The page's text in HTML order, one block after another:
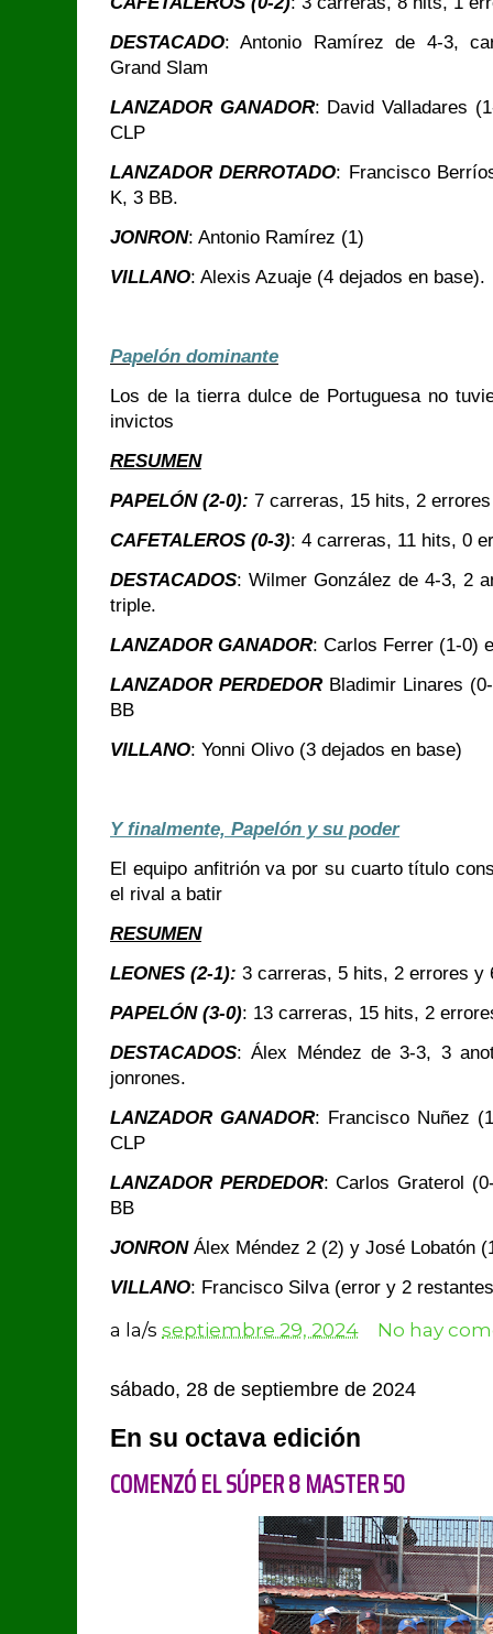
DESTACADO: Antonio Ramírez de 4-3,
Grand Slam
LANZADOR GANADOR: David Valladares
CLP
LANZADOR DERROTADO: Francisco
K, 3 BB.
JONRON: Antonio Ramírez (1)
VILLANO: Alexis Azuaje (4 dejados en base).
Papelón dominante
Los de la tierra dulce de Portuguesa no
invictos
RESUMEN
PAPELÓN (2-0): 7 carreras, 15 hits, 2
CAFETALEROS (0-3): 4 carreras, 11 hits, 0
DESTACADOS: Wilmer González de 4-3, 2
triple.
LANZADOR GANADOR: Carlos Ferrer (1-0)
LANZADOR PERDEDOR Bladimir Linares
BB
VILLANO: Yonni Olivo (3 dejados en base)
Y finalmente, Papelón y su poder
El equipo anfitrión va por su cuarto título
el rival a batir
RESUMEN
LEONES (2-1): 3 carreras, 5 hits, 2 errores y
PAPELÓN (3-0): 13 carreras, 15 hits, 2
DESTACADOS: Álex Méndez de 3-3, 3
jonrones.
LANZADOR GANADOR: Francisco Nuñez
CLP
LANZADOR PERDEDOR: Carlos Graterol
BB
JONRONÁlex Méndez 2 (2) y José Lobatón
VILLANO: Francisco Silva (error y 2
a la/s septiembre 29, 2024 No hay
sábado, 28 de septiembre de 2024
En su octava edición
COMENZÓ EL SÚPER 8 MASTER 50